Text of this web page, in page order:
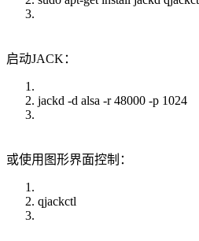
启动JACK：
jackd -d alsa -r 48000 -p 1024
或使用图形界面控制：
qjackctl